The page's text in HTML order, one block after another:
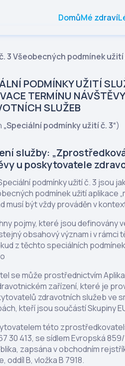
DomůMé zdraví
3 Všeobecných podmínek užití
PODMÍNKY UŽITÍ
TERMÍNU
SLUŽEB
„Speciální podmínky užití č. 3“)
služby:
u poskytovatele
podmínky užití č. 3 jsou
podmínek užití aplikace
musí být vždy prováděn v
pojmy, které jsou definovány
obsahový význam i v rámci
z těchto speciálních
se může prostřednictvím
zařízení, které je
zdravotních služeb ve
kteří jsou součástí Skupiny
této
30 413, se sídlem Evropská
zapsána v obchodním
oddíl B, vložka B 7918.